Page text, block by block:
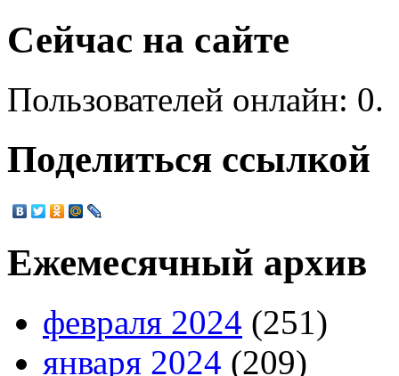
Сейчас на сайте
Пользователей онлайн: 0.
Поделиться ссылкой
Ежемесячный архив
февраля 2024 (251)
января 2024 (209)